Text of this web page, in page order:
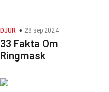
DJUR 28 sep 2024
33 Fakta Om
Ringmask